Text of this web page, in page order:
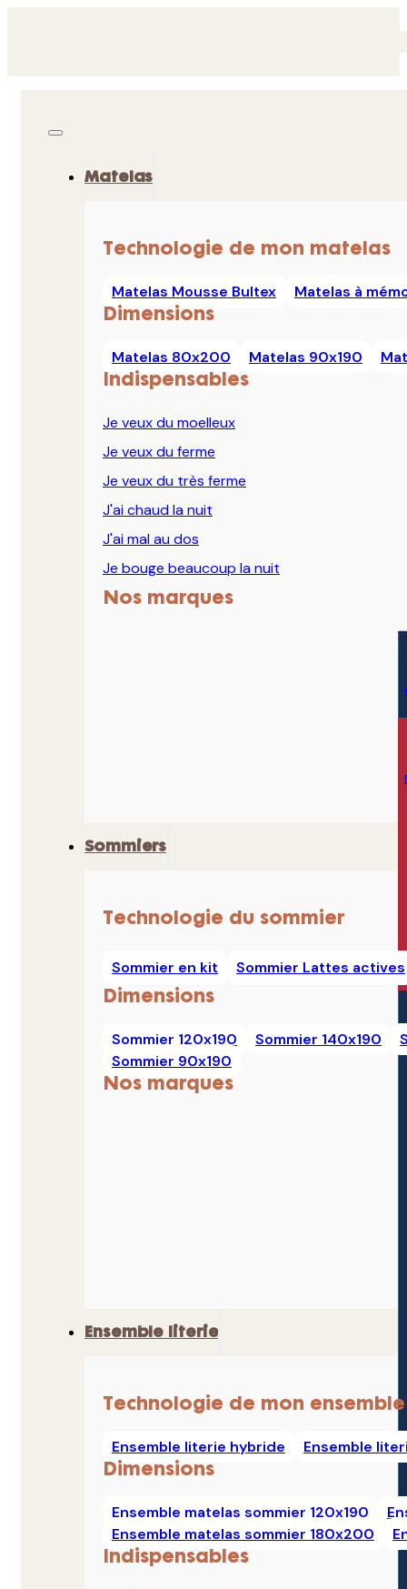
Matelas
Technologie de mon matelas
Matelas Mousse Bultex Matelas à
Dimensions
Matelas 80x200 Matelas 90x190
Indispensables
Je veux du moelleux
Je veux du ferme
Je veux du très ferme
J'ai chaud la nuit
J'ai mal au dos
Je bouge beaucoup la nuit
Nos marques
Sommiers
Technologie du sommier
Sommier en kit Sommier Lattes actives
Dimensions
Sommier 120x190 Sommier 140x190
Sommier 90x190
Nos marques
Ensemble literie
Technologie de mon ensemble
Ensemble literie hybride Ensemble
Dimensions
Ensemble matelas sommier 120x190
Ensemble matelas sommier 180x200
Indispensables